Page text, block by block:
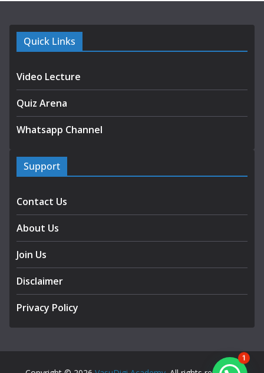
Quick Links
Video Lecture
Quiz Arena
Whatsapp Channel
Support
Contact Us
About Us
Join Us
Disclaimer
Privacy Policy
1